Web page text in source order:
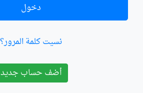
دخول
نسيت كلمة المرور؟
أضف حساب جديد